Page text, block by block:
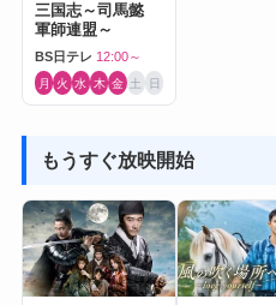
三国志～司馬懿
軍師連盟～
BS日テレ 12:00～
月 火 水 木 金 土 日
もうすぐ放映開始